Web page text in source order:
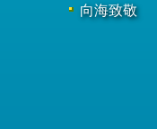
向海致敬